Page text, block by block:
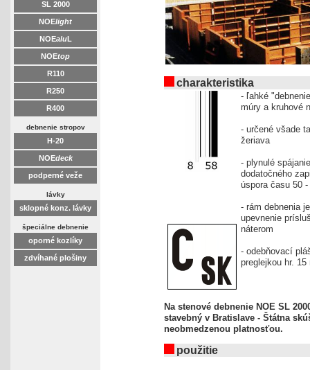
SL 2000
NOElight
NOEaluL
NOEtop
R110
R250
R400
debnenie stropov
H-20
NOEdeck
podperné veže
lávky
sklopné konz. lávky
špeciálne debnenie
oporné kozlíky
zdvíhané plošiny
charakteristika
- ľahké
múry a kruhové
- určené všade
žeriava
- plynulé
dodatočného
úspora času 50 -
- rám debnenia
upevnenie
náterom
- odebňovací
preglejkou hr.
Na stenové debnenie NOE SL
stavebný v Bratislave - Štátna
neobmedzenou platnosťou.
použitie